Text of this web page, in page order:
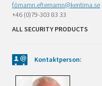
förnamn.efternamn@kentima.se
+46 (0)79-303 83 33
ALL SECURITY PRODUCTS
Kontaktperson: